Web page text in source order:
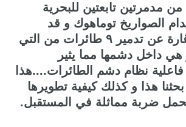
مدمرتين تابعتين للبحرية
الصواريخ توماهوك و قد
اسفرت تلك الاغارة عن تدمير ٩ طائرات من التي
هي داخل دشمها مما يثير
نظام دشم الطائرات....هذا
هذا و كذلك كيفية تطويرها
ضربة مماثلة في المستقبل.